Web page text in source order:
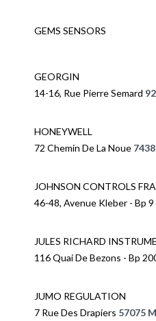
GEMS SENSORS
GEORGIN
14-16, Rue Pierre Semard
HONEYWELL
72 Chemin De La Noue
JOHNSON CONTROLS
46-48, Avenue Kleber - Bp 9
JULES RICHARD
116 Quai De Bezons - Bp
JUMO REGULATION
7 Rue Des Drapiers 57075